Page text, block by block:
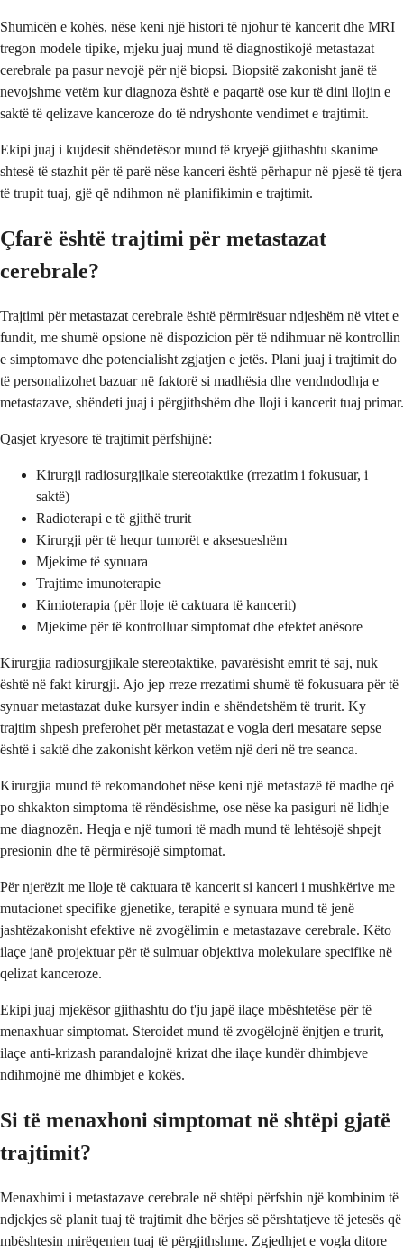
Shumicën e kohës, nëse keni një histori të njohur të kancerit dhe MRI
tregon modele tipike, mjeku juaj mund të diagnostikojë metastazat
cerebrale pa pasur nevojë për një biopsi. Biopsitë zakonisht janë të
nevojshme vetëm kur diagnoza është e paqartë ose kur të dini llojin e
saktë të qelizave kanceroze do të ndryshonte vendimet e trajtimit.
Ekipi juaj i kujdesit shëndetësor mund të kryejë gjithashtu skanime
shtesë të stazhit për të parë nëse kanceri është përhapur në pjesë të tjera
të trupit tuaj, gjë që ndihmon në planifikimin e trajtimit.
Çfarë është trajtimi për metastazat
cerebrale?
Trajtimi për metastazat cerebrale është përmirësuar ndjeshëm në vitet e
fundit, me shumë opsione në dispozicion për të ndihmuar në kontrollin
e simptomave dhe potencialisht zgjatjen e jetës. Plani juaj i trajtimit do
të personalizohet bazuar në faktorë si madhësia dhe vendndodhja e
metastazave, shëndeti juaj i përgjithshëm dhe lloji i kancerit tuaj primar.
Qasjet kryesore të trajtimit përfshijnë:
Kirurgji radiosurgjikale stereotaktike (rrezatim i fokusuar, i
saktë)
Radioterapi e të gjithë trurit
Kirurgji për të hequr tumorët e aksesueshëm
Mjekime të synuara
Trajtime imunoterapie
Kimioterapia (për lloje të caktuara të kancerit)
Mjekime për të kontrolluar simptomat dhe efektet anësore
Kirurgjia radiosurgjikale stereotaktike, pavarësisht emrit të saj, nuk
është në fakt kirurgji. Ajo jep rreze rrezatimi shumë të fokusuara për të
synuar metastazat duke kursyer indin e shëndetshëm të trurit. Ky
trajtim shpesh preferohet për metastazat e vogla deri mesatare sepse
është i saktë dhe zakonisht kërkon vetëm një deri në tre seanca.
Kirurgjia mund të rekomandohet nëse keni një metastazë të madhe që
po shkakton simptoma të rëndësishme, ose nëse ka pasiguri në lidhje
me diagnozën. Heqja e një tumori të madh mund të lehtësojë shpejt
presionin dhe të përmirësojë simptomat.
Për njerëzit me lloje të caktuara të kancerit si kanceri i mushkërive me
mutacionet specifike gjenetike, terapitë e synuara mund të jenë
jashtëzakonisht efektive në zvogëlimin e metastazave cerebrale. Këto
ilaçe janë projektuar për të sulmuar objektiva molekulare specifike në
qelizat kanceroze.
Ekipi juaj mjekësor gjithashtu do t'ju japë ilaçe mbështetëse për të
menaxhuar simptomat. Steroidet mund të zvogëlojnë ënjtjen e trurit,
ilaçe anti-krizash parandalojnë krizat dhe ilaçe kundër dhimbjeve
ndihmojnë me dhimbjet e kokës.
Si të menaxhoni simptomat në shtëpi gjatë
trajtimit?
Menaxhimi i metastazave cerebrale në shtëpi përfshin një kombinim të
ndjekjes së planit tuaj të trajtimit dhe bërjes së përshtatjeve të jetesës që
mbështesin mirëqenien tuaj të përgjithshme. Zgjedhjet e vogla ditore